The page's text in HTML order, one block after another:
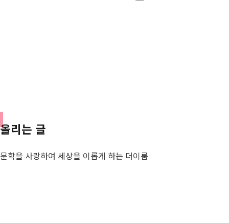
올리는 글
문학을 사랑하여 세상을 이롭게 하는 더이룸